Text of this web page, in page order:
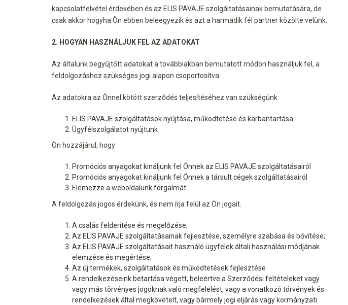
kapcsolatfelvétel érdekében és az ELIS PAVAJE szolgáltatásainak bemutatására, de
csak akkor hogyha Ön ebben beleegyezik és azt a harmadik fél partner közölte velünk.
2. HOGYAN HASZNÁLJUK FEL AZ ADATOKAT
Az általunk begyűjtőtt adatokat a továbbiakban bemutatott módon használjuk fel, a
feldolgozáshoz szükséges jogi alapon csoportosítva:
Az adatokra az Önnel kötött szerződés teljesítéséhez van szükségünk
ELIS PAVAJE szolgáltatások nyújtása, működtetése és karbantartása
Ügyfélszolgálatot nyújtunk
Ön hozzájárul, hogy
Promóciós anyagokat kináljunk fel Önnek az ELIS PAVAJE szolgáltatásairól
Promóciós anyagokat kináljunk fel Önnek a társult cégek szolgáltatásairól
Elemezze a weboldalunk forgalmát
A feldolgozás jogos érdekünk, és nem írja felül az Ön jogait.
A csalás felderítése és megelőzése;
Az ELIS PAVAJE szolgáltatásainak fejlesztése, személyre szabása és bővítése;
Az ELIS PAVAJE szolgáltatásait használó ügyfelek általi használási módjának
elemzése és megértése;
Az új termékek, szolgáltatások és működtetések fejlesztése
A rendelkezéseink betartása végett, beleértve a Szerződési feltételeket vagy
vagy más törvényes jogoknak való megfelelést, vagy a vonatkozó törvények és
rendelkezések által megkövetelt, vagy bármely jogi eljárás vagy kormányzati